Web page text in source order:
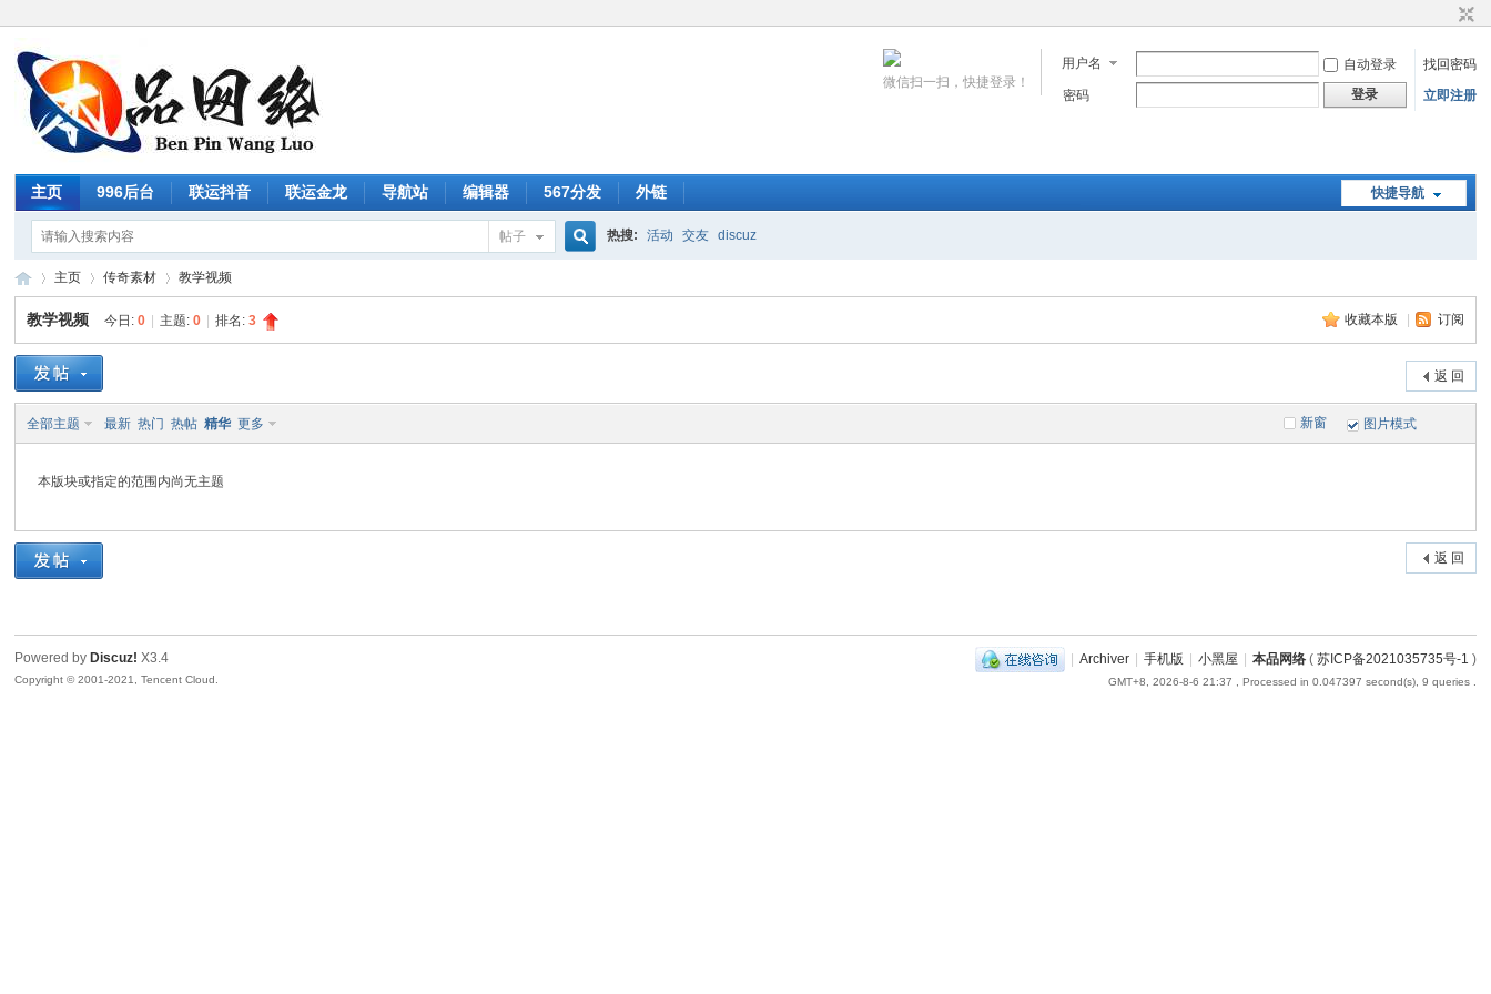
用户名 自动登录
找回密码
密码
登录 立即注册
微信扫一扫，快捷登录！
快捷导航
主页 996后台 联运抖音 联运金龙 导航站 编辑器 567分发 外链
帖子 热搜: 活动 交友 discuz
»
主页
›
传奇素材 教学视频
收藏本版 订阅
教学视频 今日:0 主题:0 排名:3
返 回
新窗
全部主题 最新 热门 热帖 精华 更多 图片模式
本版块或指定的范围内尚无主题
返 回
| Archiver | 手机版 | 小黑屋 | 本品网络( 苏ICP备2021035735号-1 )
GMT+8, 2026-8-6 21:37 , Processed in 0.047397 second(s), 9 queries .
Powered by Discuz! X3.4
Copyright © 2001-2021, Tencent Cloud.